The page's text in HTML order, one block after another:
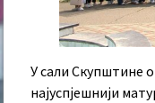
У сали Скупштине
најуспјешнији